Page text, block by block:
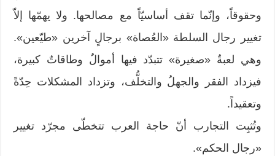
وحقوقاً، وإنّما تقف أساسيّاً مع مصالحها. ولا يهمّها إلاّ
تغيير رجال السلطة «العُصاة» برجالٍ آخرين «طيّعين».
وهي لعبةٌ «صغيرة» تتبدّد فيها أموالٌ وطاقاتٌ كبيرة،
فيزداد الفقر والجهلُ والتخلُّف، وتزداد المشكلات حِدّةً
وتعقيداً.
وتُثبِت التجارب أنّ حاجة العرب تتخطّى مجرّد تغيير
«رجال الحكم».